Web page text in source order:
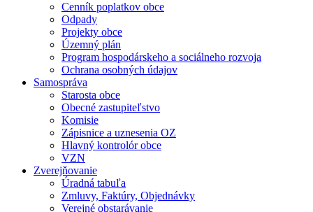
Cenník poplatkov obce
Odpady
Projekty obce
Územný plán
Program hospodárskeho a sociálneho rozvoja
Ochrana osobných údajov
Samospráva
Starosta obce
Obecné zastupiteľstvo
Komisie
Zápisnice a uznesenia OZ
Hlavný kontrolór obce
VZN
Zverejňovanie
Úradná tabuľa
Zmluvy, Faktúry, Objednávky
Verejné obstarávanie